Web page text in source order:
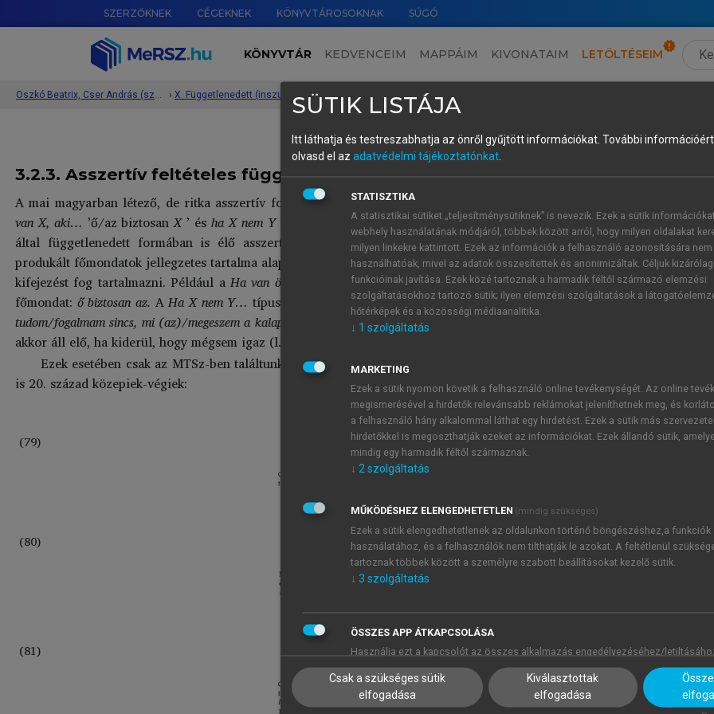
SZERZŐKNEK CÉGEKNEK KÖNYVTÁROSOKNAK SÚGÓ
KÖNYVTÁR KEDVENCEIM MAPPÁIM KIVONATAIM LETÖLTÉSEIM
Oszkó Beatrix, Cser András (szerk.): Általános Nyelvészeti Tanulmányok XXXVII. › X. Függetlenedett (inszubordinált) mellékmondatok keletkezése a magyarban › 3. Eredmények 3.2.3. Asszertív feltételes
3.2.3. Asszertív feltételes függetlenedett mellékmondatok
A mai magyarban létező, de ritka asszertív formákból kiindulva igyekeztünk megtalálni ezek előzményeit két szerkezet
van X, aki… ’ő/az biztosanX ’ és ha X nem Y Y’. Egy korábbi vizsgálatban (Dér 2024a,b) magyar
által függetlenedett formában is élő asszertív mellékmondatokhoz létrehozott (főmondati) folytatásokat
produkált főmondatok jellegzetes tartalma alapján azt feltételeztük, hogy a függetlenedett mellékmondat kifejezte
kifejezést fog tartalmazni. Például a Ha van önző ember…inszubordinált mellékmondat jelentése: ’ő biztosan/nagyon
főmondat: ő biztosan az. AHa X nem Y… típus esetében pl. aHa ez nem mánia…’ez biztosan mánia’ feltehető
tudom/fogalmam sincs, mi (az)/megeszem a kalapom
Vagyis a főmondat azt a – nehezen elképzelhető – következményt
akkor áll elő, ha kiderül, hogy mégsem igaz (l. tagadás), amit a megnyilatkozó bizonyosnak érez.
Ezek esetében csak az MTSz-ben találtunk feltehető előzményeket (a többi diakrón adatbázisban nem volt megfelelő
is 20. század közepiek-végiek:
(79)
(80)
(81)
SÜTIK LISTÁJA
Itt láthatja és testreszabhatja az önről gyűjtött információkat. További
olvasd el az adatvédelmi tájékoztatónkat.
STATISZTIKA
A statisztikai sütiket „teljesítménysütiknek” is nevezik. Ezek a sütik
webhely használatának módjáról, többek között arról, hogy milyen oldalakat
milyen linkekre kattintott. Ezek az információk a felhasználó azonosítására nem
használhatóak, mivel az adatok összesítettek és anonimizáltak. Céljuk kizárólag
funkcióinak javítása. Ezek közé tartoznak a harmadik féltől származó elemzési
szolgáltatásokhoz tartozó sütik; ilyen elemzési szolgáltatások a
hőtérképek és a közösségi médiaanalitika.
↓ 1 szolgáltatás
MARKETING
Ezek a sütik nyomon követik a felhasználó online tevékenységét. Az online
megismerésével a hirdetők relevánsabb reklámokat jeleníthetnek meg, és
a felhasználó hány alkalommal láthat egy hirdetést. Ezek a sütik más
hirdetőkkel is megoszthatják ezeket az információkat. Ezek állandó sütik,
mindig egy harmadik féltől származnak.
↓ 2szolgáltatás
MŰKÖDÉSHEZ ELENGEDHETETLEN (mindig szükséges)
Ezek a sütik elengedhetetlenek az oldalunkon történő böngészéshez,a funkciók
használatához, és a felhasználók nem tilthatják le azokat. A feltétlenül
tartoznak többek között a személyre szabott beállításokat kezelő sütik.
↓ 3 szolgáltatás
ÖSSZES APP ÁTKAPCSOLÁSA
Használja ezt a kapcsolót az összes alkalmazás engedélyezéséhez/
Csak a szükséges sütik
elfogadása
Kiválasztottak
elfogadása